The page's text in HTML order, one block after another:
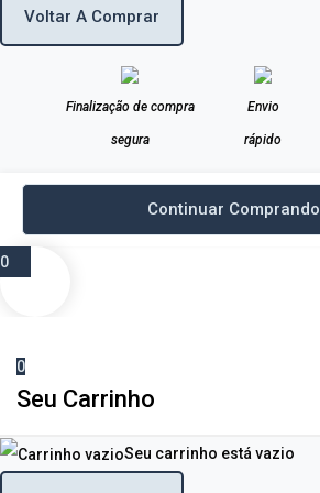
Voltar A Comprar
Finalização de compra
segura
Envio
rápido
Continuar Comprando
0
0
Seu Carrinho
Seu carrinho está vazio